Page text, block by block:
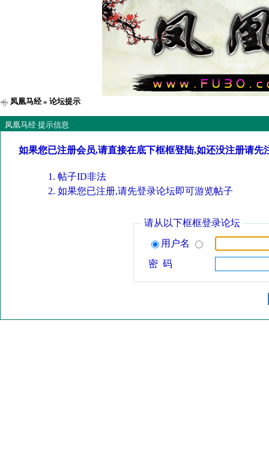
凤凰马经» 论坛提示
凤凰马经 提示信息
如果您已注册会员,请直接在底下框框登陆,如还没注册请先
帖子ID非法
如果您已注册,请先登录论坛即可游览帖子
请从以下框框登录论坛
用户名
密 码